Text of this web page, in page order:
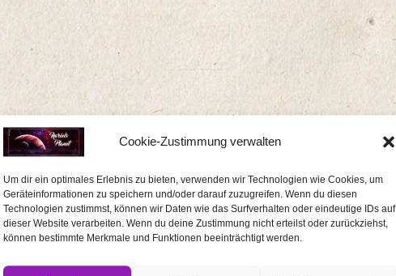
Cookie-Zustimmung verwalten
Um dir ein optimales Erlebnis zu bieten, verwenden wir Technologien wie Cookies, um
Geräteinformationen zu speichern und/oder darauf zuzugreifen. Wenn du diesen
Technologien zustimmst, können wir Daten wie das Surfverhalten oder eindeutige IDs auf
dieser Website verarbeiten. Wenn du deine Zustimmung nicht erteilst oder zurückziehst,
können bestimmte Merkmale und Funktionen beeinträchtigt werden.